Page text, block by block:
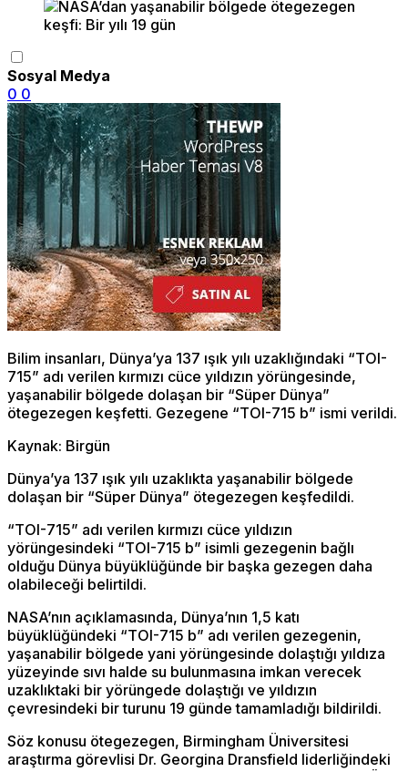
Sosyal Medya
0 0
Bilim insanları, Dünya’ya 137 ışık yılı uzaklığındaki “TOI-
715” adı verilen kırmızı cüce yıldızın yörüngesinde,
yaşanabilir bölgede dolaşan bir “Süper Dünya”
ötegezegen keşfetti. Gezegene “TOI-715 b” ismi verildi.
Kaynak: Birgün
Dünya’ya 137 ışık yılı uzaklıkta yaşanabilir bölgede
dolaşan bir “Süper Dünya” ötegezegen keşfedildi.
“TOI-715” adı verilen kırmızı cüce yıldızın
yörüngesindeki “TOI-715 b” isimli gezegenin bağlı
olduğu Dünya büyüklüğünde bir başka gezegen daha
olabileceği belirtildi.
NASA’nın açıklamasında, Dünya’nın 1,5 katı
büyüklüğündeki “TOI-715 b” adı verilen gezegenin,
yaşanabilir bölgede yani yörüngesinde dolaştığı yıldıza
yüzeyinde sıvı halde su bulunmasına imkan verecek
uzaklıktaki bir yörüngede dolaştığı ve yıldızın
çevresindeki bir turunu 19 günde tamamladığı bildirildi.
Söz konusu ötegezegen, Birmingham Üniversitesi
araştırma görevlisi Dr. Georgina Dransfield liderliğindeki